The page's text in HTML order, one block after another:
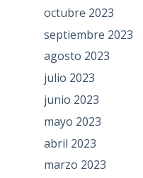
octubre 2023
septiembre 2023
agosto 2023
julio 2023
junio 2023
mayo 2023
abril 2023
marzo 2023